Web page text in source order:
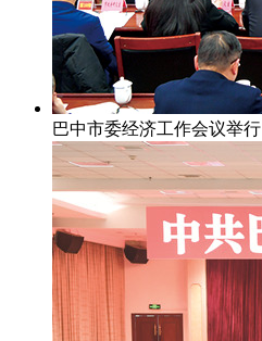
巴中市委经济工作会议举行